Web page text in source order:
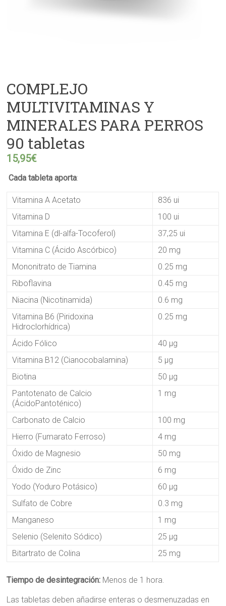
COMPLEJO
MULTIVITAMINAS Y
MINERALES PARA PERROS
90 tabletas
15,95€
Cada tableta aporta:
Vitamina A Acetato
836 ui
Vitamina D
100 ui
Vitamina E (dl-alfa-Tocoferol)
37,25 ui
Vitamina C (Ácido Ascórbico)
20 mg
Mononitrato de Tiamina
0.25 mg
Riboflavina
0.45 mg
Niacina (Nicotinamida)
0.6 mg
Vitamina B6 (Piridoxina
Hidroclorhídrica)
0.25 mg
Ácido Fólico
40 µg
Vitamina B12 (Cianocobalamina)
5 µg
Biotina
50 µg
Pantotenato de Calcio
(ÁcidoPantoténico)
1 mg
Carbonato de Calcio
100 mg
Hierro (Fumarato Ferroso)
4 mg
Óxido de Magnesio
50 mg
Óxido de Zinc
6 mg
Yodo (Yoduro Potásico)
60 µg
Sulfato de Cobre
0.3 mg
Manganeso
1 mg
Selenio (Selenito Sódico)
25 µg
Bitartrato de Colina
25 mg
Tiempo de desintegración: Menos de 1 hora.
Las tabletas deben añadirse enteras o desmenuzadas en